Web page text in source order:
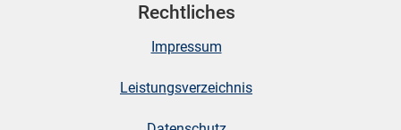
Rechtliches
Impressum
Leistungsverzeichnis